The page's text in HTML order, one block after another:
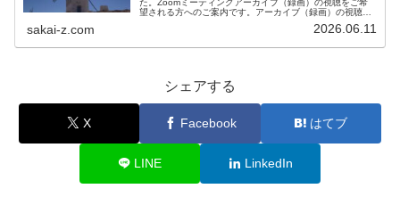
た。Zoomミーティングアーカイブ（録画）の視聴をご希
望される方へのご案内です。アーカイブ（録画）の視聴を
sakai-z.com 2026.06.11
シェアする
X Facebook はてブ
LINE LinkedIn